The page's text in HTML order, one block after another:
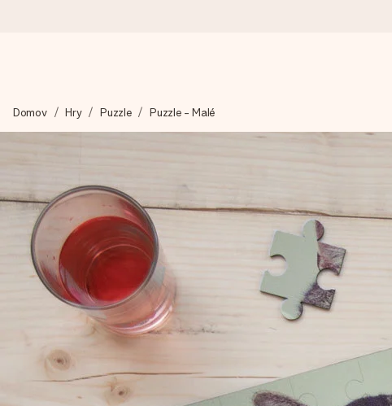
Váš dárek vytvoříme s láskou a bleskově odešleme – abyste ho
4,8 (na základě +15 000 recenzí)
Naše dárky inspirují. Zákazníci nás na Google Reviews hodnotí
Přáníčko zdarma
Vytvořte něco jedinečného během několika kroků – s jejím
Domov Hry Puzzle Puzzle - Malé